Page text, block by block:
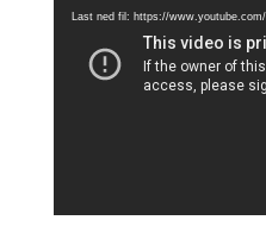
Last ned fil: https://